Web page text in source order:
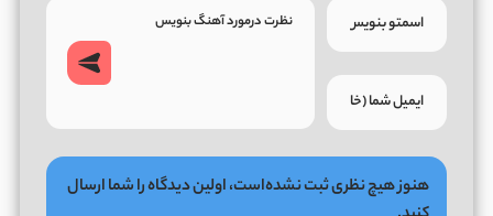
هنوز هیچ نظری ثبت نشده‌است، اولین دیدگاه را شما ارسال